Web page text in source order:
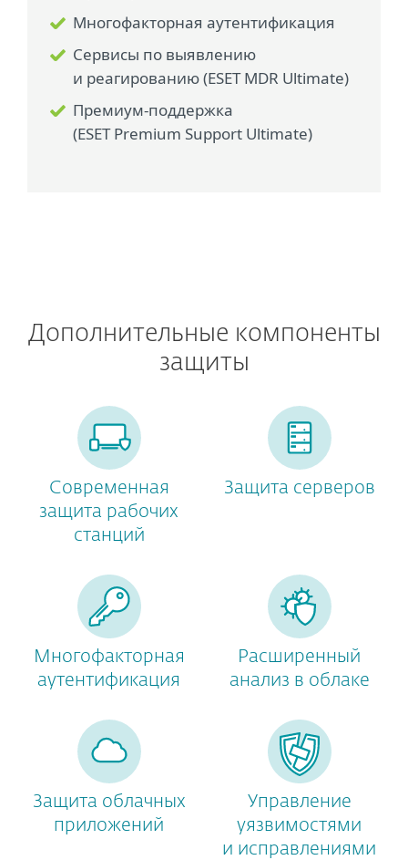
Многофакторная аутентификация
Сервисы по выявлению
и реагированию (ESET MDR Ultimate)
Премиум-поддержка
(ESET Premium Support Ultimate)
Дополнительные компоненты
защиты
Современная
защита рабочих
станций
Защита серверов
Многофакторная
аутентификация
Расширенный
анализ в облаке
Защита облачных
приложений
Управление
уязвимостями
и исправлениями